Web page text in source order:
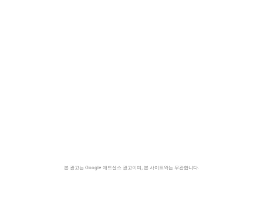
본 광고는 Google 애드센스 광고이며, 본 사이트와는 무관합니다.